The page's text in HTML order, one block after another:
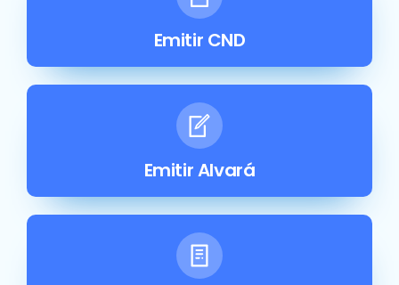
Emitir CND
Emitir Alvará